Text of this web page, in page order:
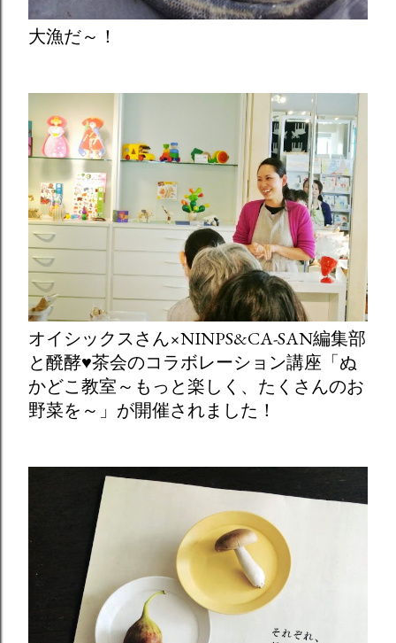
大漁だ～！
オイシックスさん×NINPS&CA-SAN編集部
と醗酵♥茶会のコラボレーション講座「ぬ
かどこ教室～もっと楽しく、たくさんのお
野菜を～」が開催されました！